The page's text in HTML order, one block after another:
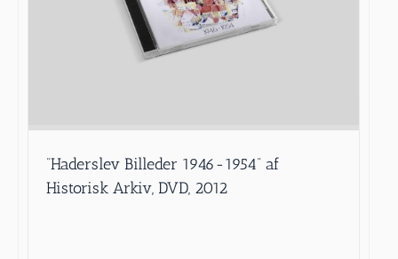
”Haderslev Billeder 1946-1954” af
Historisk Arkiv, DVD, 2012